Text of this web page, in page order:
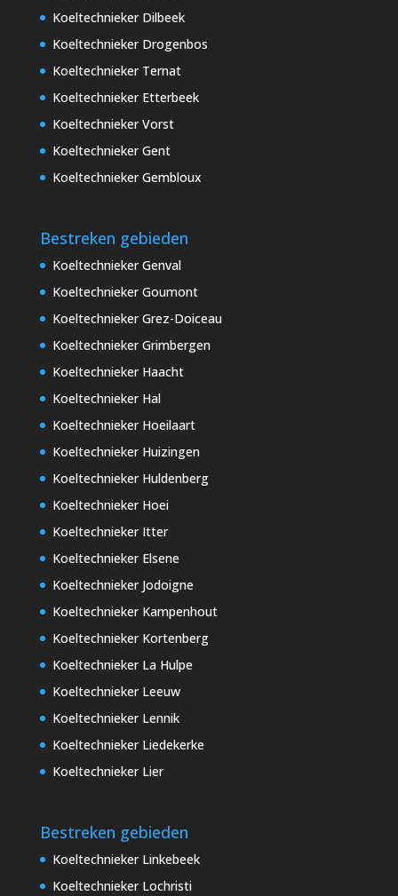
Koeltechnieker Dilbeek
Koeltechnieker Drogenbos
Koeltechnieker Ternat
Koeltechnieker Etterbeek
Koeltechnieker Vorst
Koeltechnieker Gent
Koeltechnieker Gembloux
Bestreken gebieden
Koeltechnieker Genval
Koeltechnieker Goumont
Koeltechnieker Grez-Doiceau
Koeltechnieker Grimbergen
Koeltechnieker Haacht
Koeltechnieker Hal
Koeltechnieker Hoeilaart
Koeltechnieker Huizingen
Koeltechnieker Huldenberg
Koeltechnieker Hoei
Koeltechnieker Itter
Koeltechnieker Elsene
Koeltechnieker Jodoigne
Koeltechnieker Kampenhout
Koeltechnieker Kortenberg
Koeltechnieker La Hulpe
Koeltechnieker Leeuw
Koeltechnieker Lennik
Koeltechnieker Liedekerke
Koeltechnieker Lier
Bestreken gebieden
Koeltechnieker Linkebeek
Koeltechnieker Lochristi